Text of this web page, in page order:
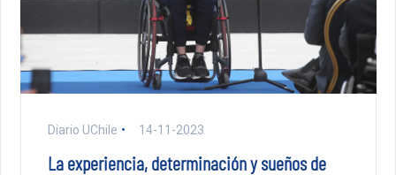
Diario UChile 14-11-2023
La experiencia, determinación y sueños de